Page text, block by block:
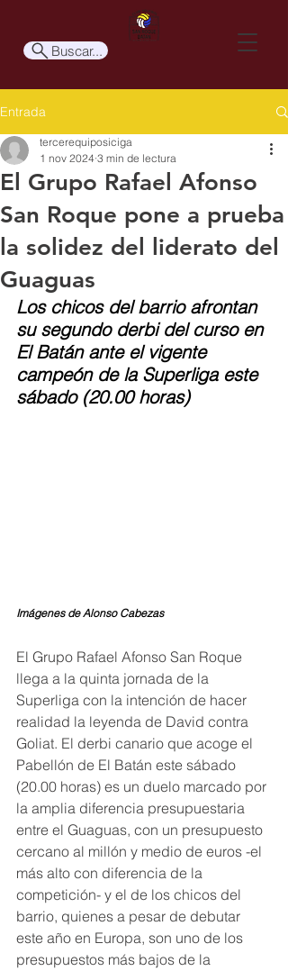
Buscar...
Entrada
El Grupo Rafael Afonso
San Roque pone a prueba
la solidez del liderato del
Guaguas
tercerequiposiciga
1 nov 2024 3 min de lectura
Los chicos del barrio afrontan
su segundo derbi del curso en
El Batán ante el vigente
campeón de la Superliga este
sábado (20.00 horas)
Imágenes de Alonso Cabezas
El Grupo Rafael Afonso San Roque
llega a la quinta jornada de la
Superliga con la intención de hacer
realidad la leyenda de David contra
Goliat. El derbi canario que acoge el
Pabellón de El Batán este sábado
(20.00 horas) es un duelo marcado por
la amplia diferencia presupuestaria
entre el Guaguas, con un presupuesto
cercano al millón y medio de euros -el
más alto con diferencia de la
competición- y el de los chicos del
barrio, quienes a pesar de debutar
este año en Europa, son uno de los
presupuestos más bajos de la